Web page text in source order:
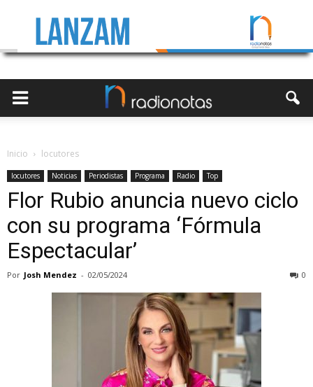
Inicio locutores
locutores Noticias Periodistas Programa Radio Top
Flor Rubio anuncia nuevo ciclo
con su programa ‘Fórmula
Espectacular’
Por Josh Mendez - 02/05/2024 0